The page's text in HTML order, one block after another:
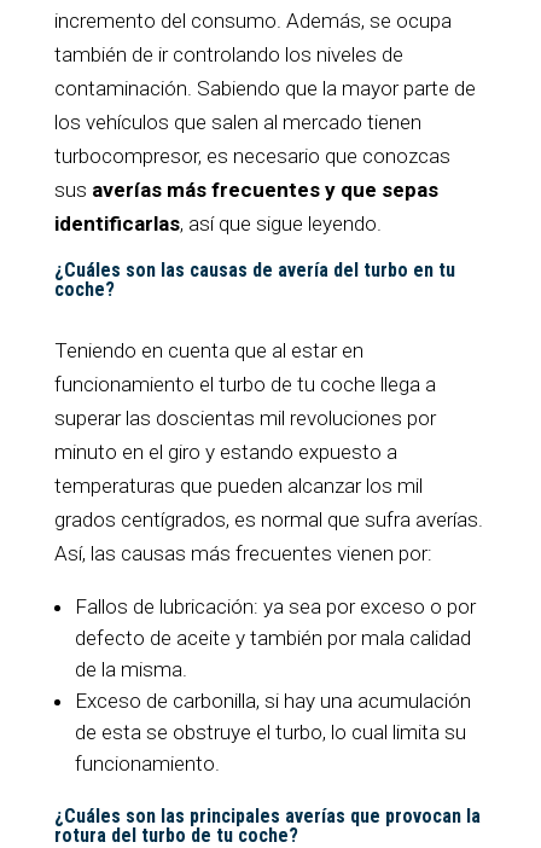
incremento del consumo. Además, se ocupa
también de ir controlando los niveles de
contaminación. Sabiendo que la mayor parte de
los vehículos que salen al mercado tienen
turbocompresor, es necesario que conozcas
sus averías más frecuentes y que sepas
identificarlas, así que sigue leyendo.
¿Cuáles son las causas de avería del turbo en tu
coche?
Teniendo en cuenta que al estar en
funcionamiento el turbo de tu coche llega a
superar las doscientas mil revoluciones por
minuto en el giro y estando expuesto a
temperaturas que pueden alcanzar los mil
grados centígrados, es normal que sufra averías.
Así, las causas más frecuentes vienen por:
Fallos de lubricación: ya sea por exceso o por
defecto de aceite y también por mala calidad
de la misma.
Exceso de carbonilla, si hay una acumulación
de esta se obstruye el turbo, lo cual limita su
funcionamiento.
¿Cuáles son las principales averías que provocan la
rotura del turbo de tu coche?